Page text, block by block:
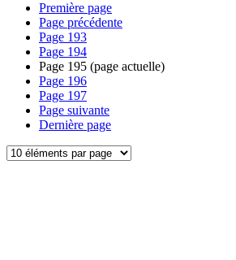
Première page
Page précédente
Page 193
Page 194
Page 195 (page actuelle)
Page 196
Page 197
Page suivante
Dernière page